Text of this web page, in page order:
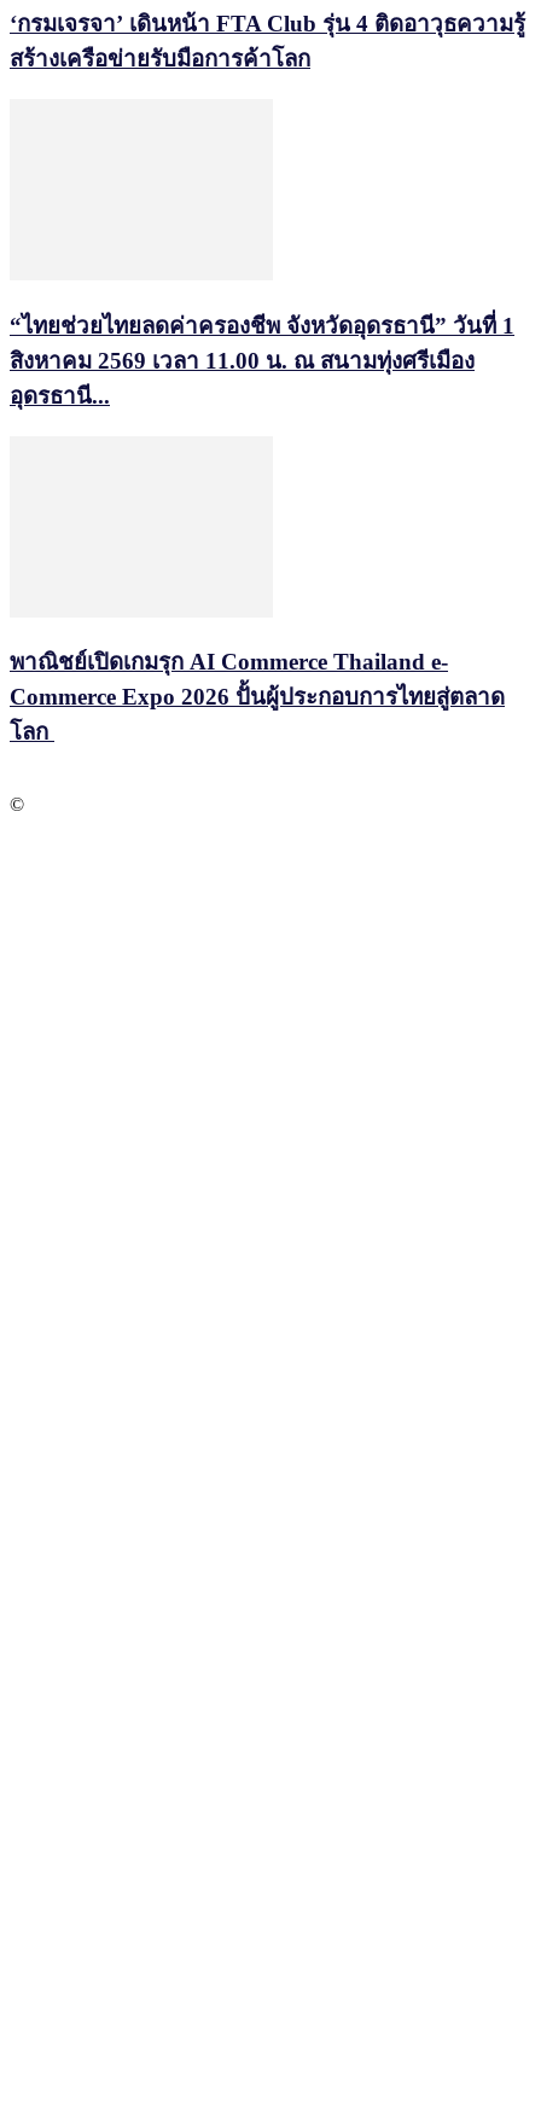
‘กรมเจรจา’ เดินหน้า FTA Club รุ่น 4 ติดอาวุธความรู้
สร้างเครือข่ายรับมือการค้าโลก
“ไทยช่วยไทยลดค่าครองชีพ จังหวัดอุดรธานี” วันที่ 1
สิงหาคม 2569 เวลา 11.00 น. ณ สนามทุ่งศรีเมือง
อุดรธานี...
พาณิชย์เปิดเกมรุก AI Commerce Thailand e-
Commerce Expo 2026 ปั้นผู้ประกอบการไทยสู่ตลาด
โลก
©